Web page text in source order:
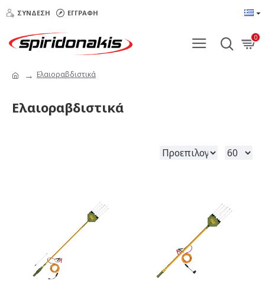
ΣΎΝΔΕΣΗ ΕΓΓΡΑΦΉ
0
Ελαιοραβδιστικά
Ελαιοραβδιστικά